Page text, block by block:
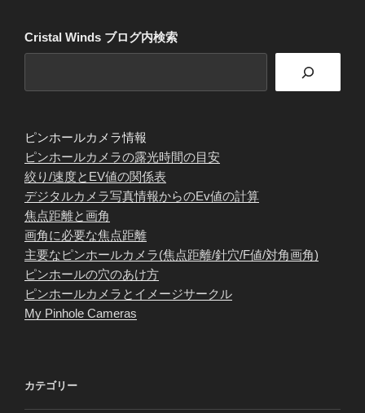
Cristal Winds ブログ内検索
ピンホールカメラ情報
ピンホールカメラの露光時間の目安
絞り/速度とEV値の関係表
デジタルカメラ写真情報からのEv値の計算
焦点距離と画角
画角に必要な焦点距離
主要なピンホールカメラ(焦点距離/針穴/F値/対角画角)
ピンホールの穴のあけ方
ピンホールカメラとイメージサークル
My Pinhole Cameras
カテゴリー